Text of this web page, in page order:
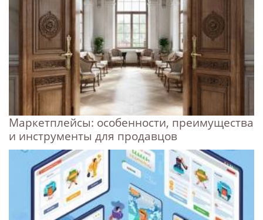
Маркетплейсы: особенности, преимущества
и инструменты для продавцов